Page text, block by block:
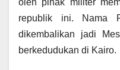
oleh pihak militer
republik ini. Nama
dikembalikan jadi
berkedudukan di Kairo.